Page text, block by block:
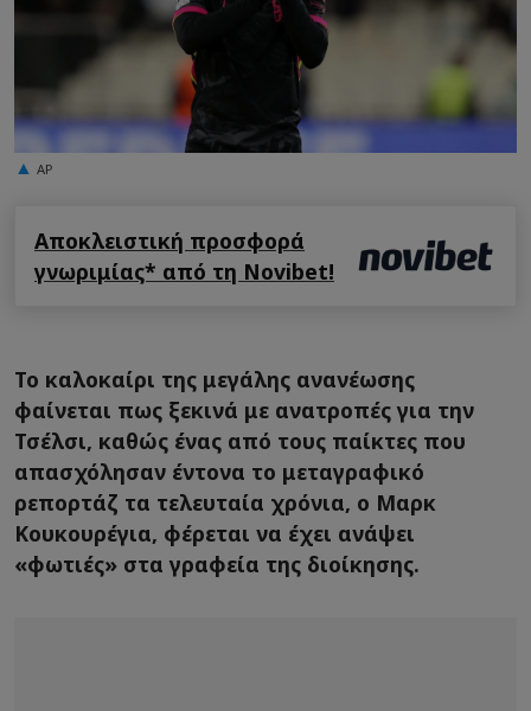
AP
Αποκλειστική προσφορά
γνωριμίας* από τη Novibet!
Το καλοκαίρι της μεγάλης ανανέωσης
φαίνεται πως ξεκινά με ανατροπές για την
Τσέλσι, καθώς ένας από τους παίκτες που
απασχόλησαν έντονα το μεταγραφικό
ρεπορτάζ τα τελευταία χρόνια, ο Μαρκ
Κουκουρέγια, φέρεται να έχει ανάψει
«φωτιές» στα γραφεία της διοίκησης.